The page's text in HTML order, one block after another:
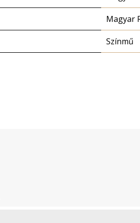
Magyar
Színmű